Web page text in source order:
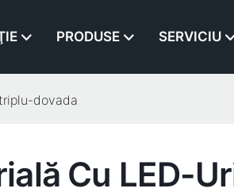
PRODUSE SERVICIU
dovada
Cu LED-